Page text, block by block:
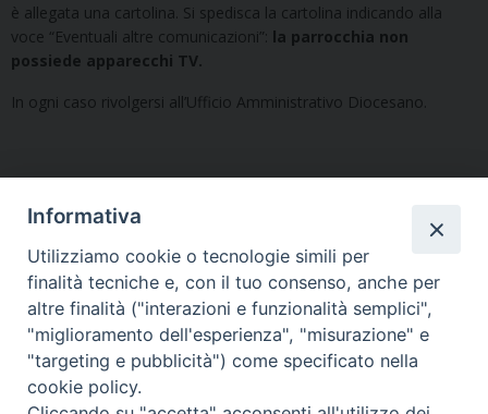
è allegata una cartolina. Si spedisca la cartolina indicando alla
voce “Eventuali altre comunicazioni”: la parrocchia non
possiede apparecchi TV.
In ogni caso rivolgersi all’Ufficio Amministrativo Diocesano.
Convenzioni stipulate
dall’Arcidiocesi per la
fornitura di energia
elettrica, gas naturale,
gasolio
Enti ecclesiastici e obblighi
di pubblicità
Informativa
Utilizziamo cookie o tecnologie simili per
finalità tecniche e, con il tuo consenso, anche per
altre finalità ("interazioni e funzionalità semplici",
"miglioramento dell'esperienza", "misurazione" e
"targeting e pubblicità") come specificato nella
cookie policy.